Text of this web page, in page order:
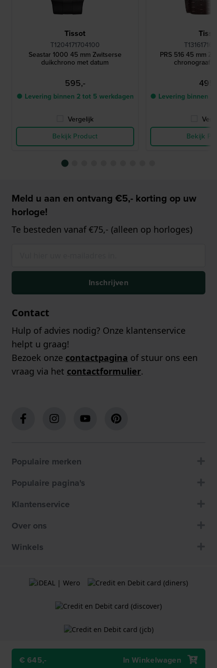
€ 645,- In Winkelwagen
Tissot
T1204171704100
Seastar 1000 45 mm Zwitserse
duikchrono met datum
595,-
● Levering binnen 2 tot 5 werkdagen
Vergelijk
Bekijk Product
PRS 516 45 mm
chronograaf
● Levering binnen
Bekijk
Meld u aan en ontvang €5,- korting op uw
horloge!
Te besteden vanaf €75,- (alleen op horloges)
Inschrijven
Contact
Hulp of advies nodig? Onze klantenservice
helpt u graag!
Bezoek onze contactpagina of stuur ons een
vraag via het contactformulier.
Populaire merken
Populaire pagina's
Klantenservice
Over ons
Winkels